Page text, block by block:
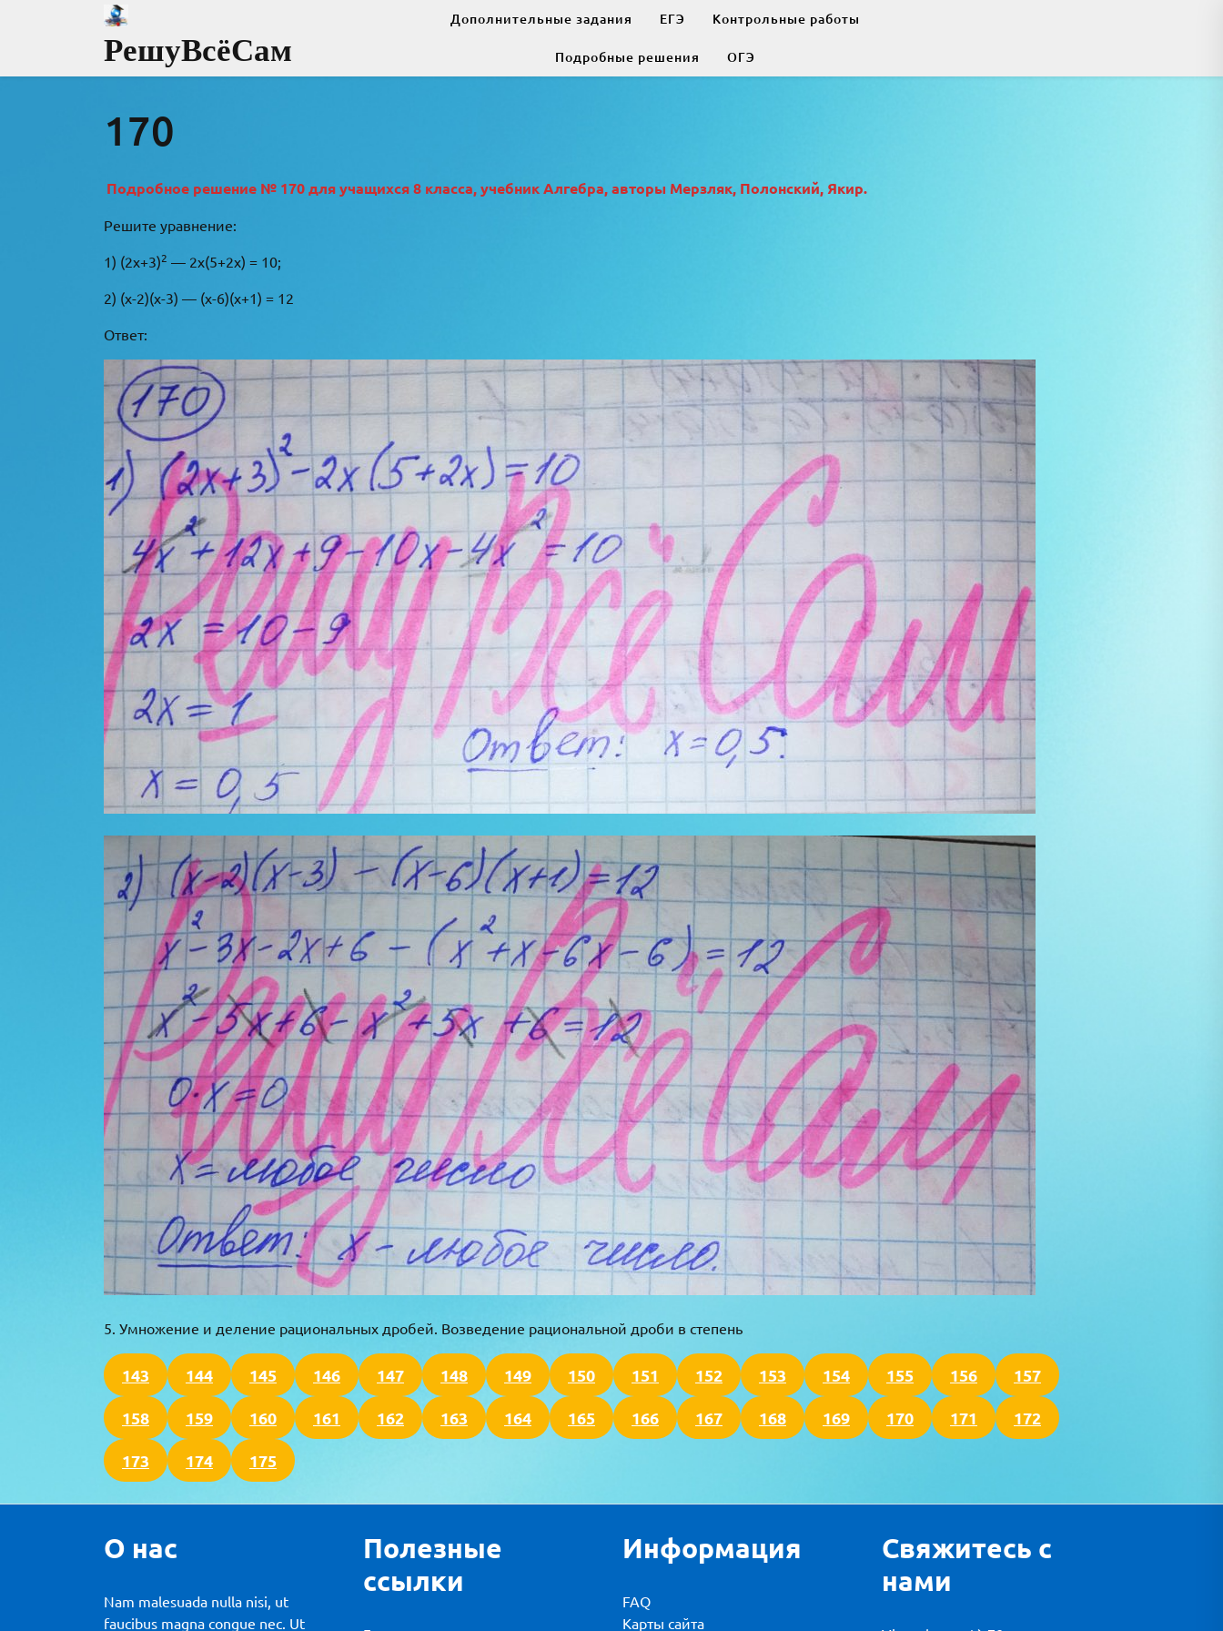
РешуВсёСам
Дополнительные задания ЕГЭ Контрольные работы
Подробные решения ОГЭ
170
Подробное решение № 170 для учащихся 8 класса, учебник Алгебра, авторы Мерзляк, Полонский, Якир.
Решите уравнение:
1) (2х+3)2 — 2х(5+2х) = 10;
2) (х-2)(х-3) — (х-6)(х+1) = 12
Ответ:
5. Умножение и деление рациональных дробей. Возведение рациональной дроби в степень
143 144 145 146 147 148 149 150 151 152 153 154 155 156 157
158 159 160 161 162 163 164 165 166 167 168 169 170 171 172
173 174 175
О нас
Nam malesuada nulla nisi, ut
faucibus magna congue nec. Ut
Полезные
ссылки
Информация
FAQ
Карты сайта
Свяжитесь с
нами